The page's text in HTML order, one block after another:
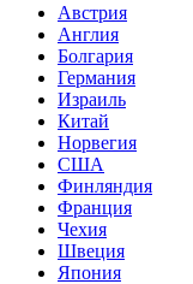
Австрия
Англия
Болгария
Германия
Израиль
Китай
Норвегия
США
Финляндия
Франция
Чехия
Швеция
Япония